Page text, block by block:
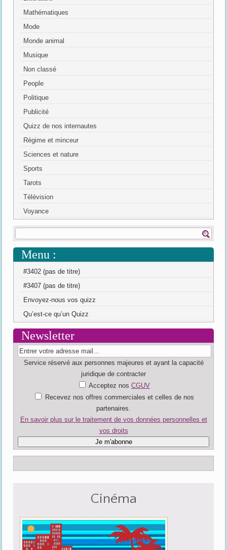
Mathématiques
Mode
Monde animal
Musique
Non classé
People
Politique
Publicité
Quizz de nos internautes
Régime et minceur
Sciences et nature
Sports
Tarots
Télévision
Voyance
Menu :
#3402 (pas de titre)
#3407 (pas de titre)
Envoyez-nous vos quizz
Qu’est-ce qu’un Quizz
Newsletter
Service réservé aux personnes majeures et ayant la capacité
juridique de contracter
Acceptez nos CGUV
Recevez nos offres commerciales et celles de nos
partenaires.
En savoir plus sur le traitement de vos données personnelles et
vos droits
Cinéma